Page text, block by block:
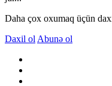
Daha çox oxumaq üçün
Daxil ol Abunə ol